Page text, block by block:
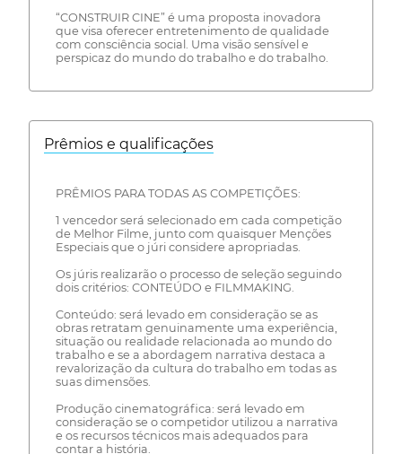
“CONSTRUIR CINE” é uma proposta inovadora
que visa oferecer entretenimento de qualidade
com consciência social. Uma visão sensível e
perspicaz do mundo do trabalho e do trabalho.
Prêmios e qualificações
PRÊMIOS PARA TODAS AS COMPETIÇÕES:
1 vencedor será selecionado em cada competição
de Melhor Filme, junto com quaisquer Menções
Especiais que o júri considere apropriadas.
Os júris realizarão o processo de seleção seguindo
dois critérios: CONTEÚDO e FILMMAKING.
Conteúdo: será levado em consideração se as
obras retratam genuinamente uma experiência,
situação ou realidade relacionada ao mundo do
trabalho e se a abordagem narrativa destaca a
revalorização da cultura do trabalho em todas as
suas dimensões.
Produção cinematográfica: será levado em
consideração se o competidor utilizou a narrativa
e os recursos técnicos mais adequados para
contar a história.